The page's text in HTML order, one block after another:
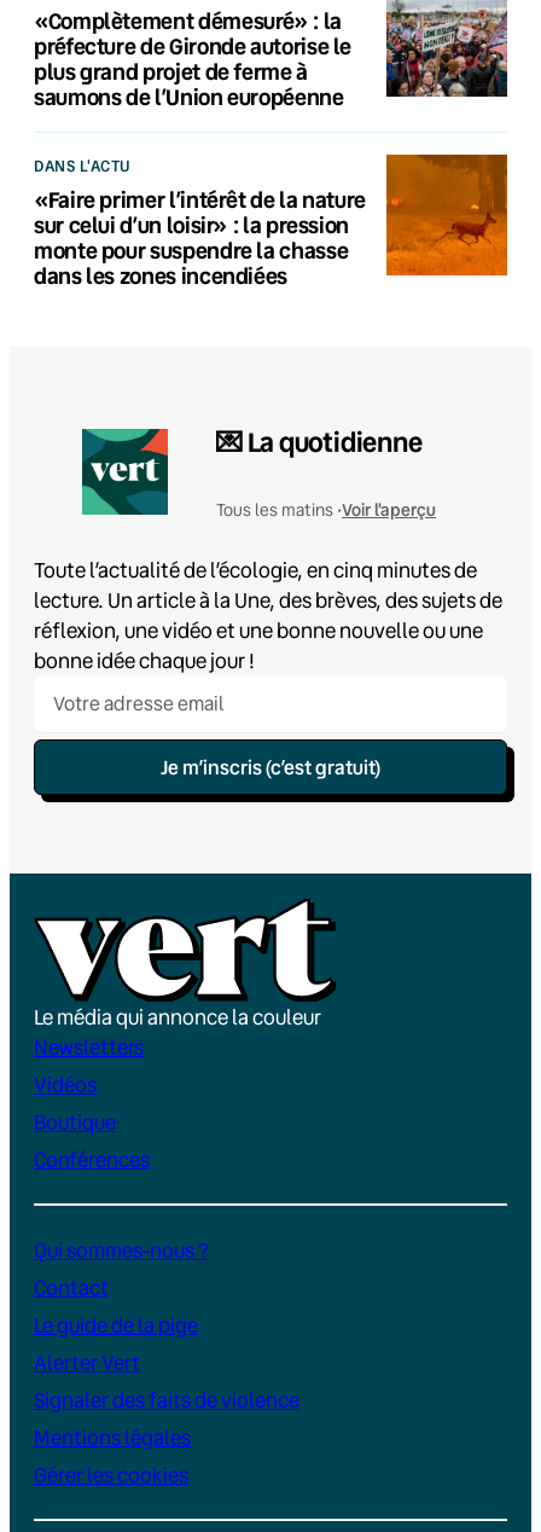
«Complètement démesuré» : la
préfecture de Gironde autorise le
plus grand projet de ferme à
saumons de l’Union européenne
DANS L'ACTU
«Faire primer l’intérêt de la nature
sur celui d’un loisir» : la pression
monte pour suspendre la chasse
dans les zones incendiées
💌 La quotidienne
Tous les matins •Voir l'aperçu
Toute l’actualité de l’écologie, en cinq minutes de
lecture. Un article à la Une, des brèves, des sujets de
réflexion, une vidéo et une bonne nouvelle ou une
bonne idée chaque jour !
Je m’inscris (c’est gratuit)
Le média qui annonce la couleur
Newsletters
Vidéos
Boutique
Conférences
Qui sommes-nous ?
Contact
Le guide de la pige
Alerter Vert
Signaler des faits de violence
Mentions légales
Gérer les cookies